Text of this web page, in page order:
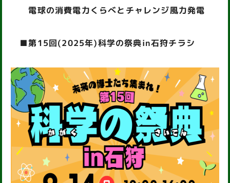
電球の消費電力くらべとチャレンジ風力発電
■第15回(2025年)科学の祭典in石狩チラシ